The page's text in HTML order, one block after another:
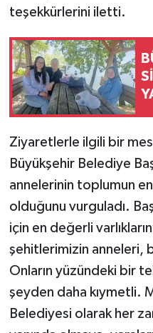
teşekkürlerini iletti.
Ziyaretlerle ilgili bir
Büyükşehir Belediye
annelerinin toplumun
olduğunu vurguladı.
için en değerli
şehitlerimizin anneleri,
Onların yüzündeki bir
şeyden daha kıymetli.
Belediyesi olarak her